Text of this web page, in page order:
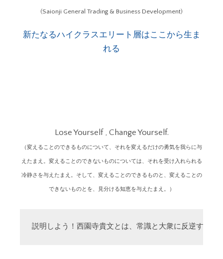
(Saionji General Trading & Business Development)
新たなるハイクラスエリート層はここから生ま
れる
Lose Yourself , Change Yourself.
（変えることのできるものについて、それを変えるだけの勇気を我らに与
えたまえ。変えることのできないものについては、それを受け入れられる
冷静さを与えたまえ。そして、変えることのできるものと、変えることの
できないものとを、見分ける知恵を与えたまえ。）
説明しよう！西園寺貴文とは、常識と大衆に反逆する